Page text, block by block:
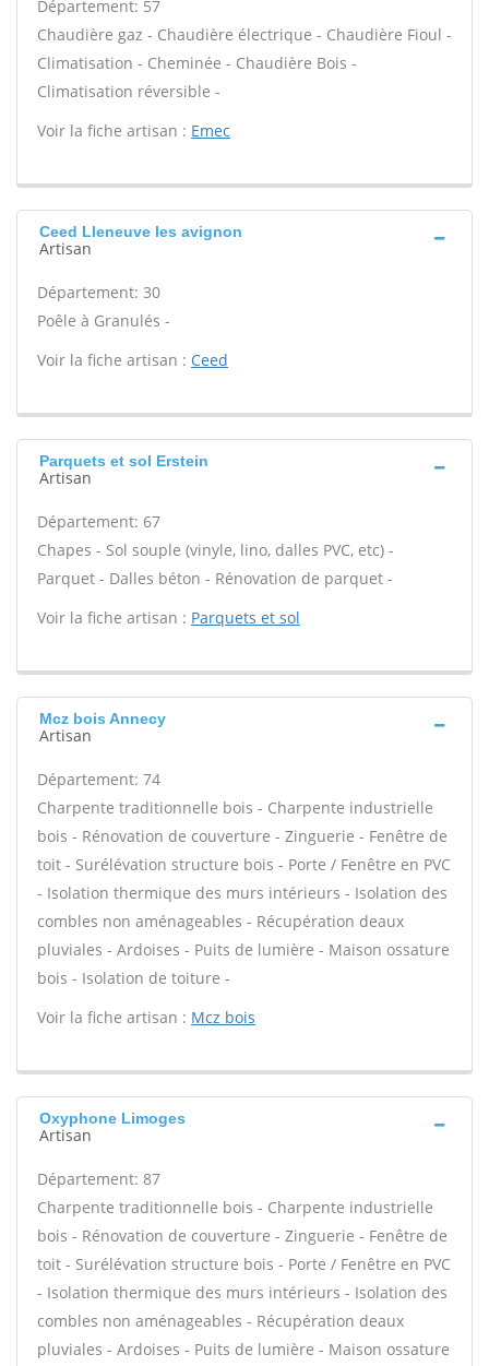
Département: 57
Chaudière gaz - Chaudière électrique - Chaudière Fioul -
Climatisation - Cheminée - Chaudière Bois -
Climatisation réversible -
Voir la fiche artisan : Emec
Ceed Lleneuve les avignon
Artisan
Département: 30
Poêle à Granulés -
Voir la fiche artisan : Ceed
Parquets et sol Erstein
Artisan
Département: 67
Chapes - Sol souple (vinyle, lino, dalles PVC, etc) -
Parquet - Dalles béton - Rénovation de parquet -
Voir la fiche artisan : Parquets et sol
Mcz bois Annecy
Artisan
Département: 74
Charpente traditionnelle bois - Charpente industrielle
bois - Rénovation de couverture - Zinguerie - Fenêtre de
toit - Surélévation structure bois - Porte / Fenêtre en PVC
- Isolation thermique des murs intérieurs - Isolation des
combles non aménageables - Récupération deaux
pluviales - Ardoises - Puits de lumière - Maison ossature
bois - Isolation de toiture -
Voir la fiche artisan : Mcz bois
Oxyphone Limoges
Artisan
Département: 87
Charpente traditionnelle bois - Charpente industrielle
bois - Rénovation de couverture - Zinguerie - Fenêtre de
toit - Surélévation structure bois - Porte / Fenêtre en PVC
- Isolation thermique des murs intérieurs - Isolation des
combles non aménageables - Récupération deaux
pluviales - Ardoises - Puits de lumière - Maison ossature